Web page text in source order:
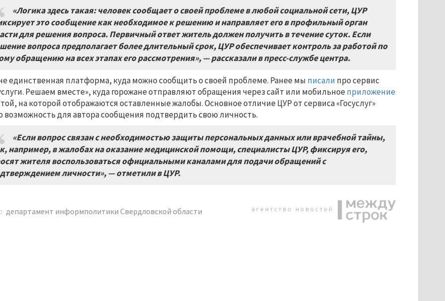
«Логика здесь такая: человек сообщает о своей проблеме в любой социальной сети, ЦУР
это сообщение как необходимое к решению и направляет его в профильный орган
для решения вопроса. Первичный ответ житель должен получить в течение суток. Если
вопроса предполагает более длительный срок, ЦУР обеспечивает контроль за работой по
обращению на всех этапах его рассмотрения», — рассказали в пресс-службе центра.
единственная платформа, куда можно сообщить о своей проблеме. Ранее мы писали про сервис
Решаем вместе», куда горожане отправляют обращения через сайт или мобильное приложение
на которой отображаются оставленные жалобы. Основное отличие ЦУР от сервиса «Госуслуг»
возможность для автора сообщения подтвердить свою личность.
«Если вопрос связан с необходимостью защиты персональных данных или врачебной тайны,
например, в жалобах на оказание медицинской помощи, специалисты ЦУР, фиксируя его,
жителя воспользоваться официальными каналами для подачи обращений с
личности», — отметили в ЦУР.
департамент информполитики Свердловской области